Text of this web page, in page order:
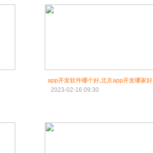
app开发软件哪个好,北京app开发哪家好
2023-02-16 09:30